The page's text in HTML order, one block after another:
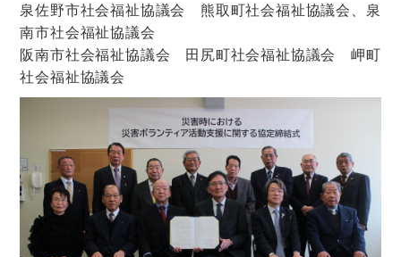
泉佐野市社会福祉協議会 熊取町社会福祉協議会、泉
南市社会福祉協議会
阪南市社会福祉協議会 田尻町社会福祉協議会 岬町
社会福祉協議会